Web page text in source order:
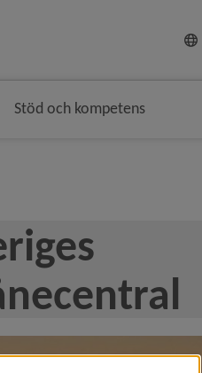
Stöd och kompetens